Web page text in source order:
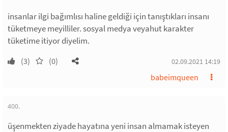
insanlar ilgi bağımlısı haline geldiği için tanıştıkları insanı
tüketmeye meyilliler. sosyal medya veyahut karakter
tüketime itiyor diyelim.
(3) (0) 02.09.2021 14:19
babeimqueen
400.
üşenmekten ziyade hayatına yeni insan almamak isteyen